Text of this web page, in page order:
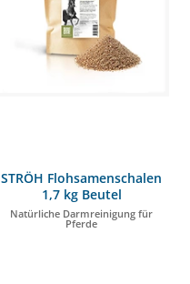
STRÖH Flohsamenschalen
1,7 kg Beutel
Natürliche Darmreinigung für
Pferde